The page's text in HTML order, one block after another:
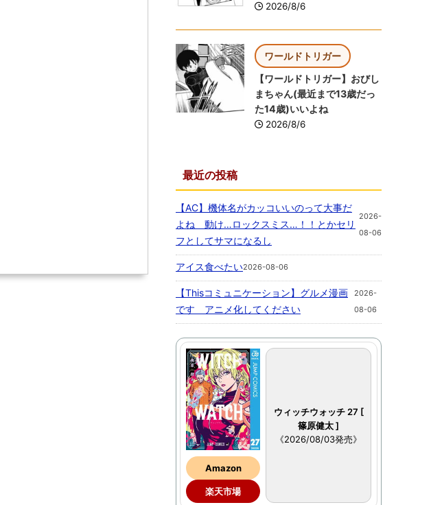
2026/8/6
ワールドトリガー
【ワールドトリガー】おびし
まちゃん(最近まで13歳だっ
た14歳)いいよね
2026/8/6
最近の投稿
【AC】機体名がカッコいいのって大事だ
よね 動け…ロックスミス…！！とかセリ
フとしてサマになるし
2026-
08-06
アイス食べたい2026-08-06
【Thisコミュニケーション】グルメ漫画
です アニメ化してください
2026-
08-06
Amazon
楽天市場
ウィッチウォッチ 27 [
篠原健太 ]
《2026/08/03発売》